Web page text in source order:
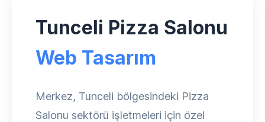
Tunceli Pizza Salonu
Web Tasarım
Merkez, Tunceli bölgesindeki Pizza
Salonu sektörü işletmeleri için özel